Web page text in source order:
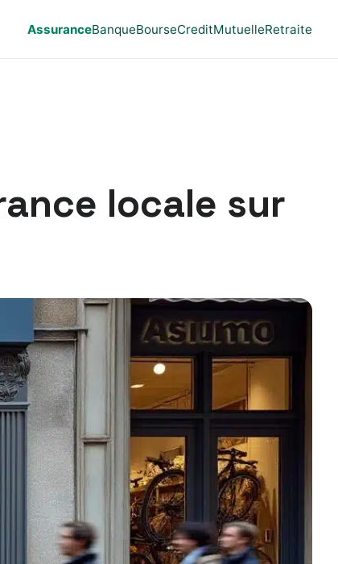
AssuranceBanqueBourseCreditMutuelleRetraite
locale sur